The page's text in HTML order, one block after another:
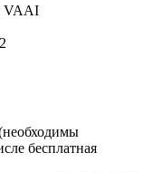
VAAI
бесплатная